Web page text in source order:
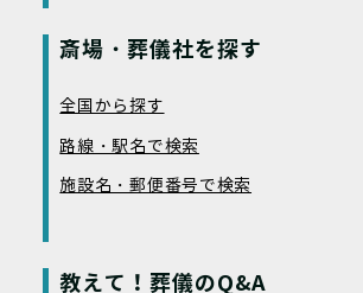
斎場・葬儀社を探す
全国から探す
路線・駅名で検索
施設名・郵便番号で検索
教えて！葬儀のQ&A